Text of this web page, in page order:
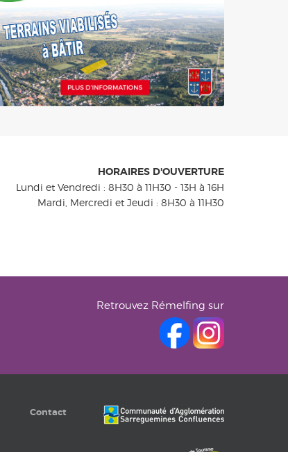
HORAIRES D'OUVERTURE
Lundi et Vendredi : 8H30 à 11H30 - 13H à 16H
Mardi, Mercredi et Jeudi : 8H30 à 11H30
Retrouvez Rémelfing sur
Contact